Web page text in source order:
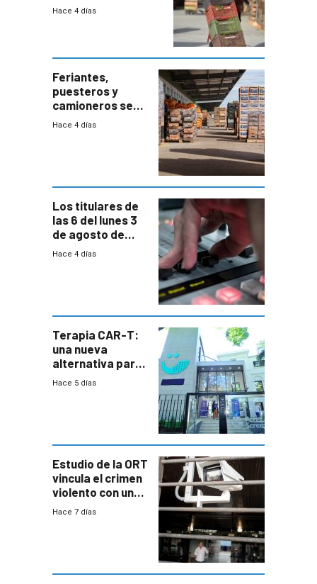
“desproporcionado”
Hace 4 días
Feriantes,
puesteros y
camioneros se
movilizaron en
Hace 4 días
Los titulares de
las 6 del lunes 3
de agosto de
2026
Hace 4 días
Terapia CAR-T:
una nueva
alternativa para
niños y
Hace 5 días
Estudio de la ORT
vincula el crimen
violento con una
menor creación
Hace 7 días